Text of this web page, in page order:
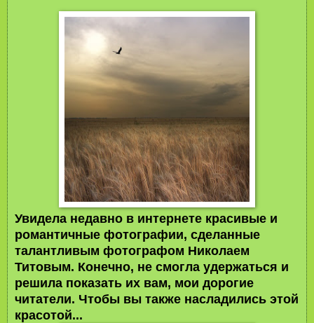
Увидела недавно в интернете красивые и
романтичные фотографии, сделанные
талантливым фотографом Николаем
Титовым. Конечно, не смогла удержаться и
решила показать их вам, мои дорогие
читатели. Чтобы вы также насладились этой
красотой...